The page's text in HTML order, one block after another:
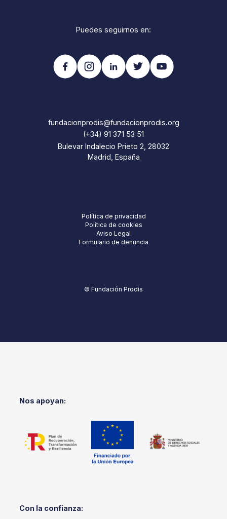
Puedes seguirnos en:
fundacionprodis@fundacionprodis.org
(+34) 91 371 53 51
Bulevar Indalecio Prieto 2, 28032
Madrid, España
Política de privacidad
Política de cookies
Aviso Legal
Formulario de denuncia
© Fundación Prodis
Nos apoyan:
Con la confianza: